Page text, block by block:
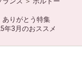
ありがとう特集
年3月のおススメ